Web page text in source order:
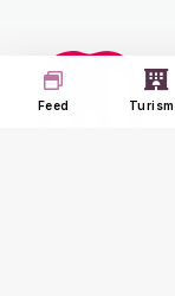
e
Feed